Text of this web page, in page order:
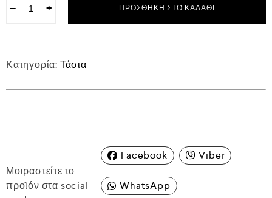
− + ΠΡΟΣΘΉΚΗ ΣΤΟ ΚΑΛΆΘΙ
Κατηγορία: Τάσια
Μοιραστείτε το
προϊόν στα social
Facebook Viber
WhatsApp